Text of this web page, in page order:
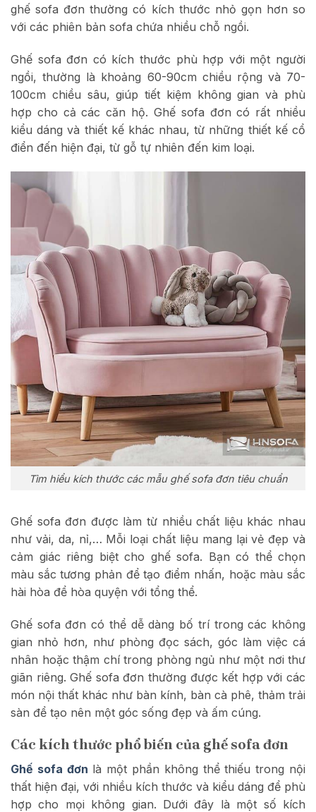
ghế sofa đơn thường có kích thước nhỏ gọn hơn so
với các phiên bản sofa chứa nhiều chỗ ngồi.
Ghế sofa đơn có kích thước phù hợp với một người
ngồi, thường là khoảng 60-90cm chiều rộng và 70-
100cm chiều sâu, giúp tiết kiệm không gian và phù
hợp cho cả các căn hộ. Ghế sofa đơn có rất nhiều
kiểu dáng và thiết kế khác nhau, từ những thiết kế cổ
điển đến hiện đại, từ gỗ tự nhiên đến kim loại.
Tìm hiểu kích thước các mẫu ghế sofa đơn tiêu chuẩn
Ghế sofa đơn được làm từ nhiều chất liệu khác nhau
như vải, da, nỉ,… Mỗi loại chất liệu mang lại vẻ đẹp và
cảm giác riêng biệt cho ghế sofa. Bạn có thể chọn
màu sắc tương phản để tạo điểm nhấn, hoặc màu sắc
hài hòa để hòa quyện với tổng thể.
Ghế sofa đơn có thể dễ dàng bố trí trong các không
gian nhỏ hơn, như phòng đọc sách, góc làm việc cá
nhân hoặc thậm chí trong phòng ngủ như một nơi thư
giãn riêng. Ghế sofa đơn thường được kết hợp với các
món nội thất khác như bàn kính, bàn cà phê, thảm trải
sàn để tạo nên một góc sống đẹp và ấm cúng.
Các kích thước phổ biến của ghế sofa đơn
Ghế sofa đơn là một phần không thể thiếu trong nội
thất hiện đại, với nhiều kích thước và kiểu dáng để phù
hợp cho mọi không gian. Dưới đây là một số kích